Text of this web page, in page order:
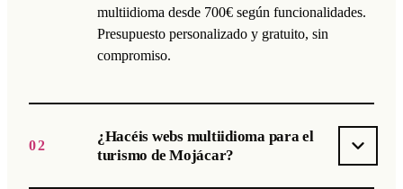
multiidioma desde 700€ según funcionalidades.
Presupuesto personalizado y gratuito, sin
compromiso.
02
¿Hacéis webs multiidioma para el
turismo de Mojácar?